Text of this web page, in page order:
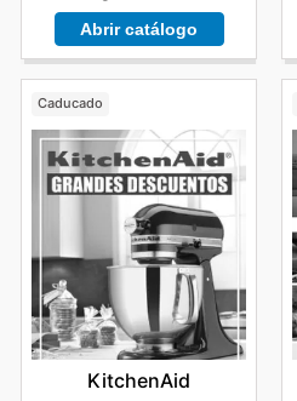
Abrir catálogo
Caducado
KitchenAid